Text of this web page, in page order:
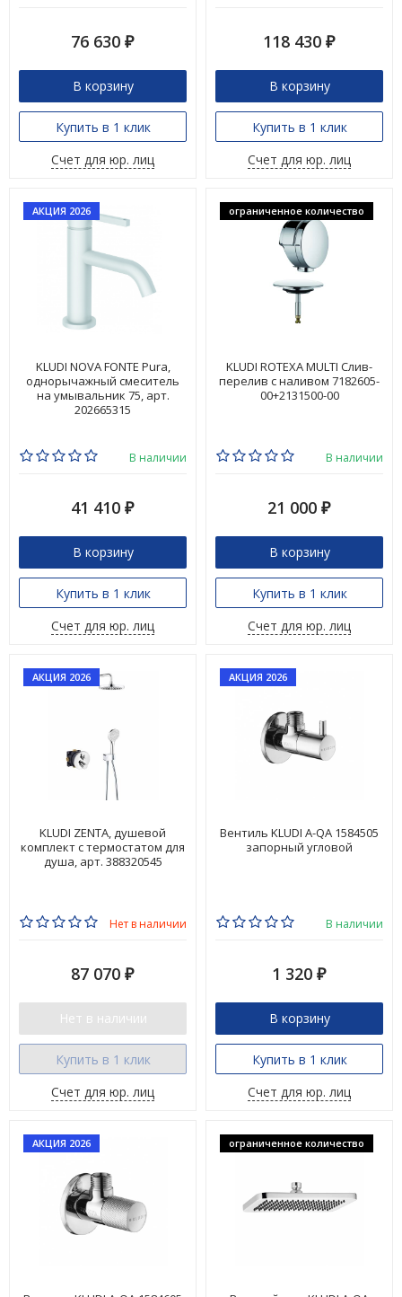
76 630 ₽
В корзину
Купить в 1 клик
Счет для юр. лиц
118 430 ₽
В корзину
Купить в 1 клик
Счет для юр. лиц
АКЦИЯ 2026
KLUDI NOVA FONTE Pura,
однорычажный смеситель
на умывальник 75, арт.
202665315
В наличии
41 410 ₽
В корзину
Купить в 1 клик
Счет для юр. лиц
ограниченное количество
KLUDI ROTEXA MULTI Слив-
перелив с наливом 7182605-
00+2131500-00
В наличии
21 000 ₽
В корзину
Купить в 1 клик
Счет для юр. лиц
АКЦИЯ 2026
KLUDI ZENTA, душевой
комплект с термостатом для
душа, арт. 388320545
Нет в наличии
87 070 ₽
Нет в наличии
Купить в 1 клик
Счет для юр. лиц
АКЦИЯ 2026
Вентиль KLUDI A-QA 1584505
запорный угловой
В наличии
1 320 ₽
В корзину
Купить в 1 клик
Счет для юр. лиц
АКЦИЯ 2026 ограниченное количество